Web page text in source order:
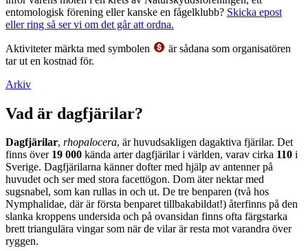
entomologisk förening eller kanske en fågelklubb? Skicka epost
eller ring så ser vi om det går att ordna.
Aktiviteter märkta med symbolen
är sådana som organisatören
tar ut en kostnad för.
Arkiv
Vad är dagfjärilar?
Dagfjärilar, rhopalocera, är huvudsakligen dagaktiva fjärilar. Det
finns över 19 000 kända arter dagfjärilar i världen, varav cirka 110 i
Sverige. Dagfjärilarna känner dofter med hjälp av antenner på
huvudet och ser med stora facettögon. Dom äter nektar med
sugsnabel, som kan rullas in och ut. De tre benparen (två hos
Nymphalidae, där är första benparet tillbakabildat!) återfinns på den
slanka kroppens undersida och på ovansidan finns ofta färgstarka
brett triangulära vingar som när de vilar är resta mot varandra över
ryggen.